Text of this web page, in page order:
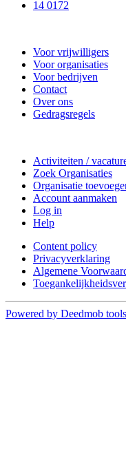
14 0172
Voor vrijwilligers
Voor organisaties
Voor bedrijven
Contact
Over ons
Gedragsregels
Activiteiten /
Zoek Organisaties
Organisatie
Account aanmaken
Log in
Help
Content policy
Privacyverklaring
Algemene
Powered by Deedmob tools